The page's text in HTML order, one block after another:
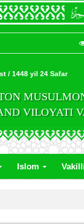
/ 1448 yil 24 Safar
VILOYATI
Islom